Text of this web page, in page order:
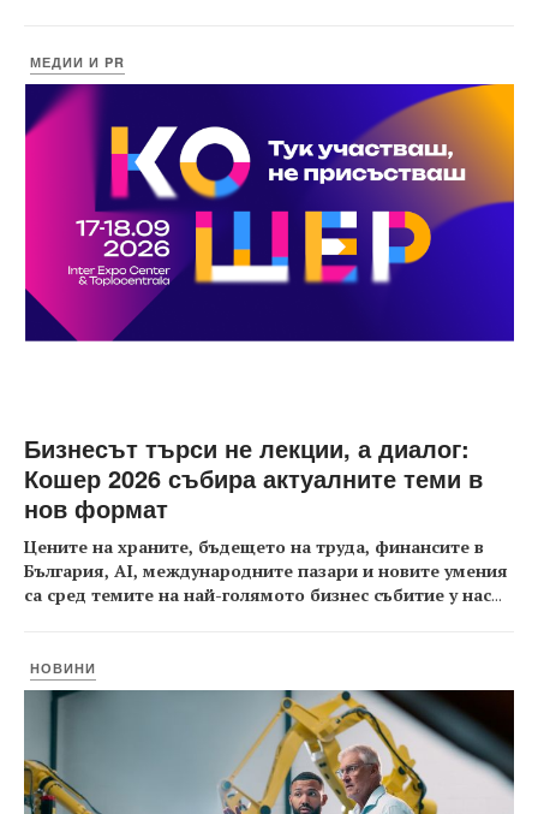
МЕДИИ И PR
Бизнесът търси не лекции, а диалог:
Кошер 2026 събира актуалните теми в
нов формат
Цените на храните, бъдещето на труда, финансите в
България, AI, международните пазари и новите умения
са сред темите на най-голямото бизнес събитие у нас...
НОВИНИ